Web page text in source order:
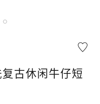
古休闲牛仔短